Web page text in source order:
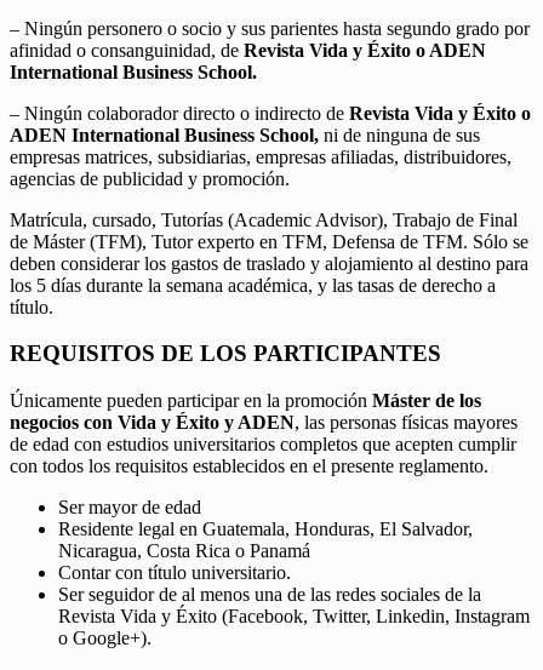
– Ningún personero o socio y sus parientes hasta segundo grado por
afinidad o consanguinidad, de Revista Vida y Éxito o ADEN
International Business School.
– Ningún colaborador directo o indirecto de Revista Vida y Éxito o
ADEN International Business School, ni de ninguna de sus
empresas matrices, subsidiarias, empresas afiliadas, distribuidores,
agencias de publicidad y promoción.
Matrícula, cursado, Tutorías (Academic Advisor), Trabajo de Final
de Máster (TFM), Tutor experto en TFM, Defensa de TFM. Sólo se
deben considerar los gastos de traslado y alojamiento al destino para
los 5 días durante la semana académica, y las tasas de derecho a
título.
REQUISITOS DE LOS PARTICIPANTES
Únicamente pueden participar en la promoción Máster de los
negocios con Vida y Éxito y ADEN, las personas físicas mayores
de edad con estudios universitarios completos que acepten cumplir
con todos los requisitos establecidos en el presente reglamento.
Ser mayor de edad
Residente legal en Guatemala, Honduras, El Salvador,
Nicaragua, Costa Rica o Panamá
Contar con título universitario.
Ser seguidor de al menos una de las redes sociales de la
Revista Vida y Éxito (Facebook, Twitter, Linkedin, Instagram
o Google+).